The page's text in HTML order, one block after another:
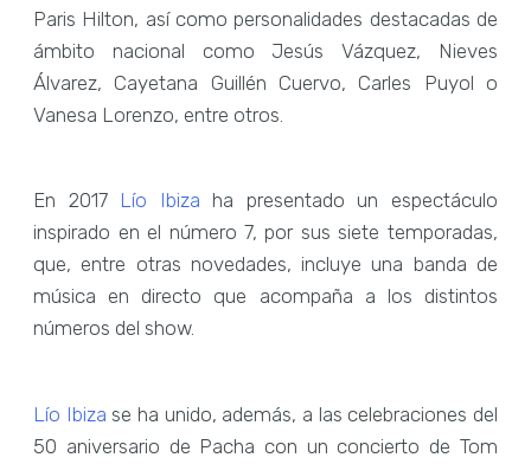
Paris Hilton, así como personalidades destacadas de
ámbito nacional como Jesús Vázquez, Nieves
Álvarez, Cayetana Guillén Cuervo, Carles Puyol o
Vanesa Lorenzo, entre otros.
En 2017 Lío Ibiza ha presentado un espectáculo
inspirado en el número 7, por sus siete temporadas,
que, entre otras novedades, incluye una banda de
música en directo que acompaña a los distintos
números del show.
Lío Ibiza se ha unido, además, a las celebraciones del
50 aniversario de Pacha con un concierto de Tom